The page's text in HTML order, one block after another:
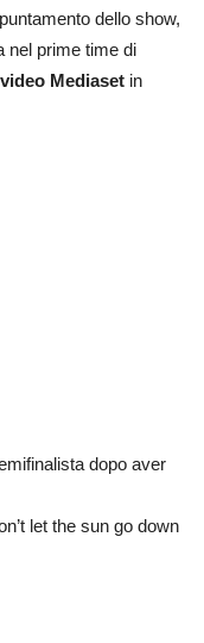
dello show,
nel prime time di
video Mediaset in
dopo aver
let the sun go down